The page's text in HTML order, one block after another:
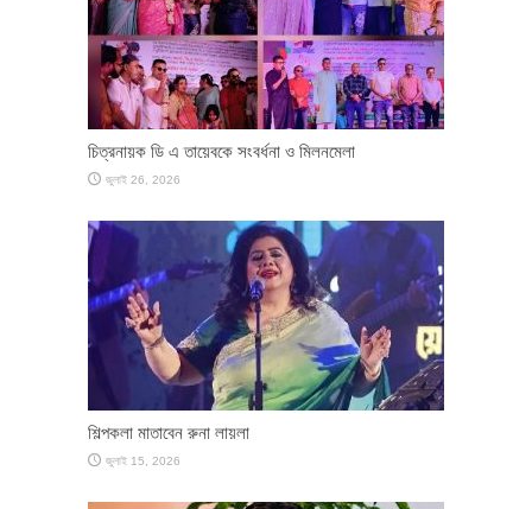
চিত্রনায়ক ডি এ তায়েবকে সংবর্ধনা ও মিলনমেলা
জুলাই 26, 2026
শিল্পকলা মাতাবেন রুনা লায়লা
জুলাই 15, 2026